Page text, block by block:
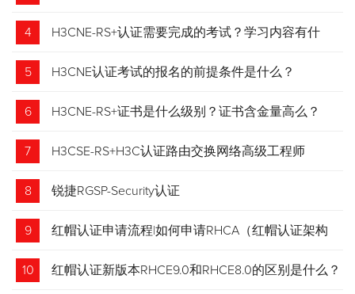
4 H3CNE-RS+认证需要完成的考试？学习内容有什
么？
5 H3CNE认证考试的报名的前提条件是什么？
6 H3CNE-RS+证书是什么级别？证书含金量高么？
7 H3CSE-RS+H3C认证路由交换网络高级工程师
8 锐捷RGSP-Security认证
9 红帽认证申请流程|如何申请RHCA（红帽认证架构
师）证书？申请步骤请收藏！
10 红帽认证新版本RHCE9.0和RHCE8.0的区别是什么？